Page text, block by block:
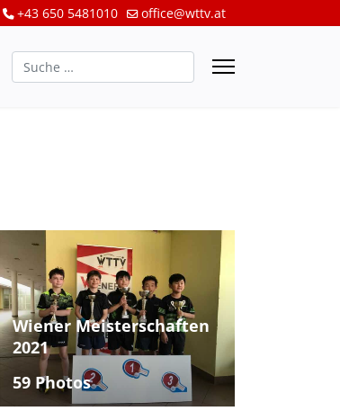
+43 650 5481010 office@wttv.at
Suchen
Wiener Meisterschaften
2021
59 Photos